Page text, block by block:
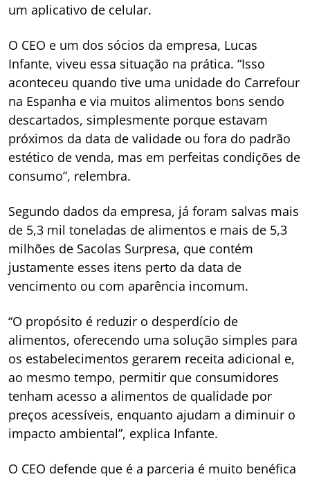
um aplicativo de celular.
O CEO e um dos sócios da empresa, Lucas
Infante, viveu essa situação na prática. “Isso
aconteceu quando tive uma unidade do Carrefour
na Espanha e via muitos alimentos bons sendo
descartados, simplesmente porque estavam
próximos da data de validade ou fora do padrão
estético de venda, mas em perfeitas condições de
consumo”, relembra.
Segundo dados da empresa, já foram salvas mais
de 5,3 mil toneladas de alimentos e mais de 5,3
milhões de Sacolas Surpresa, que contém
justamente esses itens perto da data de
vencimento ou com aparência incomum.
“O propósito é reduzir o desperdício de
alimentos, oferecendo uma solução simples para
os estabelecimentos gerarem receita adicional e,
ao mesmo tempo, permitir que consumidores
tenham acesso a alimentos de qualidade por
preços acessíveis, enquanto ajudam a diminuir o
impacto ambiental”, explica Infante.
O CEO defende que é a parceria é muito benéfica